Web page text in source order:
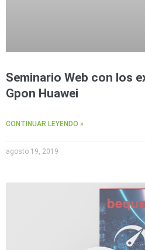
Seminario Web con los
Gpon Huawei
CONTINUAR LEYENDO »
agosto 19, 2019